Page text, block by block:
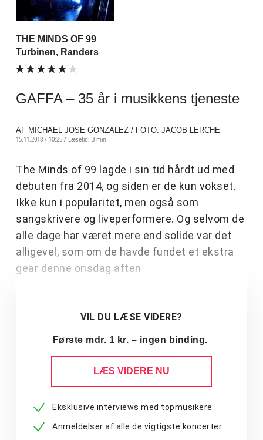
THE MINDS OF 99
Turbinen, Randers
GAFFA – 35 år i musikkens tjeneste
AF MICHAEL JOSE GONZALEZ / FOTO: JACOB LERCHE
15.11.2018 / 10:25 / Læsetid: 3 min
The Minds of 99 lagde i sin tid hårdt ud med
debuten fra 2014, og siden er de kun vokset.
Ikke kun i popularitet, men også som
sangskrivere og liveperformere. Og selvom de
alle dage har været mere end solide var det
alligevel, som om de havde fundet et ekstra
gear denne onsdag aften
VIL DU LÆSE VIDERE?
Første mdr. 1 kr. – ingen binding.
LÆS VIDERE NU
Eksklusive interviews med topmusikere
Anmeldelser af alle de vigtigste koncerter